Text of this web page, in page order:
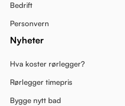
Bedrift
Personvern
Nyheter
Hva koster rørlegger?
Rørlegger timepris
Bygge nytt bad